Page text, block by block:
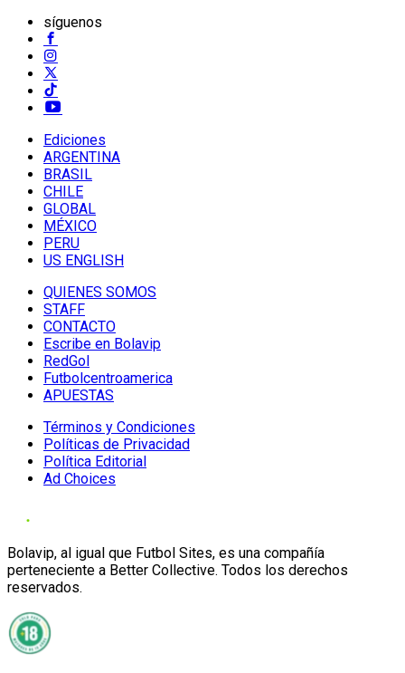
síguenos
Ediciones
ARGENTINA
BRASIL
CHILE
GLOBAL
MÉXICO
PERU
US ENGLISH
QUIENES SOMOS
STAFF
CONTACTO
Escribe en Bolavip
RedGol
Futbolcentroamerica
APUESTAS
Términos y Condiciones
Políticas de Privacidad
Política Editorial
Ad Choices
Bolavip, al igual que Futbol Sites, es una compañía
perteneciente a Better Collective. Todos los derechos
reservados.